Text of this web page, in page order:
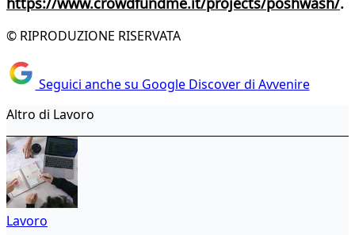
© RIPRODUZIONE RISERVATA
Seguici anche su Google Discover di Avvenire
Altro di Lavoro
Lavoro